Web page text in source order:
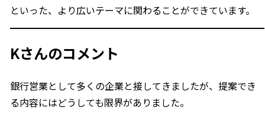
といった、より広いテーマに関わることができています。
Kさんのコメント
銀行営業として多くの企業と接してきましたが、提案でき
る内容にはどうしても限界がありました。